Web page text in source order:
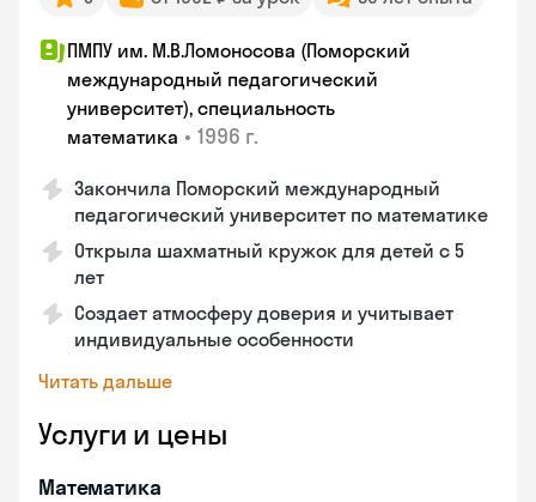
ПМПУ им. М.В.Ломоносова (Поморский
международный педагогический
университет), специальность
математика • 1996 г.
Закончила Поморский международный
педагогический университет по математике
Открыла шахматный кружок для детей с 5
лет
Создает атмосферу доверия и учитывает
индивидуальные особенности
Читать дальше
Услуги и цены
Математика